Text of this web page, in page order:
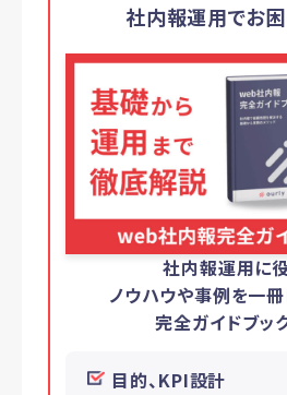
社内報運用でお
社内報運用に
ノウハウや事例を一冊
完全ガイドブッ
目的、KPI設計